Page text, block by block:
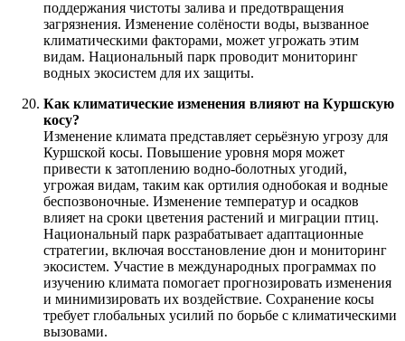
поддержания чистоты залива и предотвращения
загрязнения. Изменение солёности воды, вызванное
климатическими факторами, может угрожать этим
видам. Национальный парк проводит мониторинг
водных экосистем для их защиты.
Как климатические изменения влияют на Куршскую
косу?
Изменение климата представляет серьёзную угрозу для
Куршской косы. Повышение уровня моря может
привести к затоплению водно-болотных угодий,
угрожая видам, таким как ортилия однобокая и водные
беспозвоночные. Изменение температур и осадков
влияет на сроки цветения растений и миграции птиц.
Национальный парк разрабатывает адаптационные
стратегии, включая восстановление дюн и мониторинг
экосистем. Участие в международных программах по
изучению климата помогает прогнозировать изменения
и минимизировать их воздействие. Сохранение косы
требует глобальных усилий по борьбе с климатическими
вызовами.